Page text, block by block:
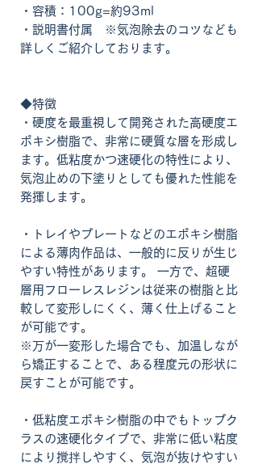
・容積：100g=約93ml
・説明書付属 ※気泡除去のコツなども
詳しくご紹介しております。
◆特徴
・硬度を最重視して開発された高硬度エ
ポキシ樹脂で、非常に硬質な層を形成し
ます。低粘度かつ速硬化の特性により、
気泡止めの下塗りとしても優れた性能を
発揮します。
・トレイやプレートなどのエポキシ樹脂
による薄肉作品は、一般的に反りが生じ
やすい特性があります。 一方で、超硬
層用フローレスレジンは従来の樹脂と比
較して変形しにくく、薄く仕上げること
が可能です。
※万が一変形した場合でも、加温しなが
ら矯正することで、ある程度元の形状に
戻すことが可能です。
・低粘度エポキシ樹脂の中でもトップク
ラスの速硬化タイプで、非常に低い粘度
により撹拌しやすく、気泡が抜けやすい